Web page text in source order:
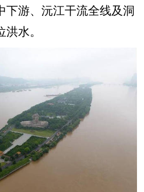
下游、沅江干流全线及洞
水。